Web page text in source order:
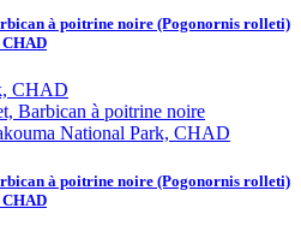
à poitrine noire (Pogonornis rolleti)
CHAD
à poitrine noire (Pogonornis rolleti)